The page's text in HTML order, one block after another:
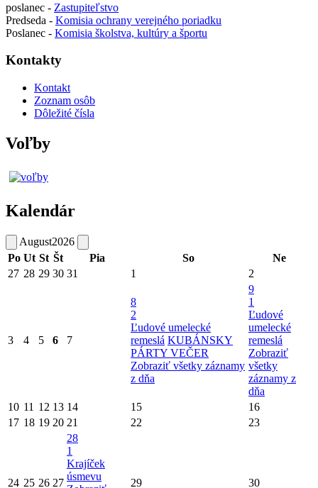
poslanec - Zastupiteľstvo
Predseda - Komisia ochrany verejného poriadku
Poslanec - Komisia školstva, kultúry a športu
Kontakty
Kontakt
Zoznam osôb
Dôležité čísla
Voľby
Kalendár
August2026
Po Ut St Št Pia So
Ne
27 28 29 30 31 1 2
3 4 5 6 7
8
2
Ľudové umelecké
remeslá KUBÁNSKY
PÁRTY VEČER
Zobraziť všetky záznamy
z dňa
9
1
Ľudové
umelecké
remeslá
Zobraziť
všetky
záznamy z
dňa
10 11 12 13 14 15
16
17 18 19 20 21 22 23
24 25 26 27
28
1
Krajíček
úsmevu
29 30